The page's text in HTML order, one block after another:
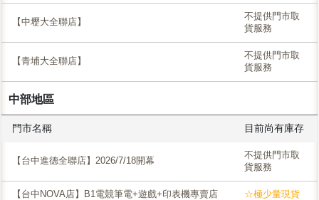
【中壢大全聯店】
不提供門市取
貨服務
【青埔大全聯店】
不提供門市取
貨服務
中部地區
門市名稱 目前尚有庫存
【台中進德全聯店】2026/7/18開幕
不提供門市取
貨服務
【台中NOVA店】B1電競筆電+遊戲+印表機專賣店 ☆極少量現貨